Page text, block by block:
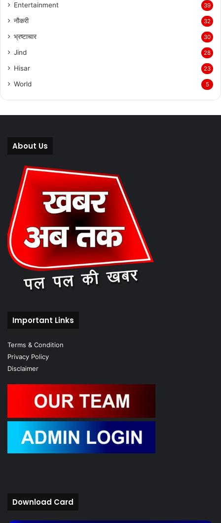
Entertainment 39
नौकरी 32
भ्रष्टाचार 30
Jind 28
Hisar 23
World 5
About Us
Important Links
Terms & Condition
Privacy Policy
Disclaimer
Download Card